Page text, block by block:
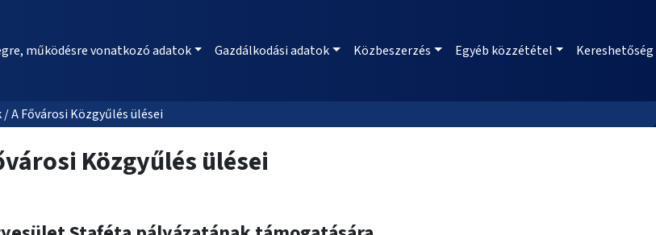
működésre vonatkozó adatok Gazdálkodási adatok Közbeszerzés Egyéb közzététel Kereshetőség
A Fővárosi Közgyűlés ülései
Közgyűlés ülései